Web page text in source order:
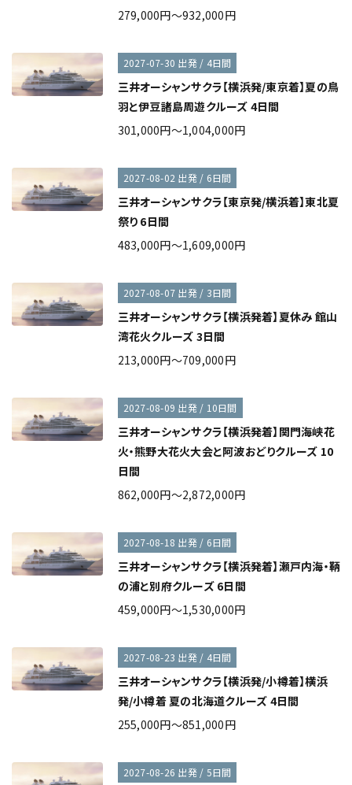
279,000円～932,000円
2027-07-30 出発 / 4日間
三井オーシャンサクラ【横浜発/東京着】夏の鳥
羽と伊豆諸島周遊クルーズ 4日間
301,000円～1,004,000円
2027-08-02 出発 / 6日間
三井オーシャンサクラ【東京発/横浜着】東北夏
祭り 6日間
483,000円～1,609,000円
2027-08-07 出発 / 3日間
三井オーシャンサクラ【横浜発着】夏休み 館山
湾花火クルーズ 3日間
213,000円～709,000円
2027-08-09 出発 / 10日間
三井オーシャンサクラ【横浜発着】関門海峡花
火・熊野大花火大会と阿波おどりクルーズ 10
日間
862,000円～2,872,000円
2027-08-18 出発 / 6日間
三井オーシャンサクラ【横浜発着】瀬戸内海・鞆
の浦と別府クルーズ 6日間
459,000円～1,530,000円
2027-08-23 出発 / 4日間
三井オーシャンサクラ【横浜発/小樽着】横浜
発/小樽着 夏の北海道クルーズ 4日間
255,000円～851,000円
2027-08-26 出発 / 5日間